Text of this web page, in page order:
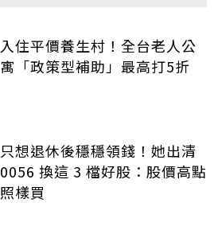
入住平價養生村！全台老人公
寓「政策型補助」最高打5折
只想退休後穩穩領錢！她出清
0056 換這 3 檔好股：股價高點
照樣買